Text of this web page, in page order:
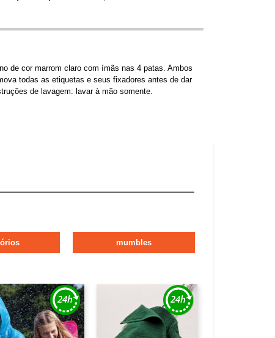
de cor marrom claro com ímãs nas 4 patas. Ambos
todas as etiquetas e seus fixadores antes de dar
de lavagem: lavar à mão somente.
mumbles